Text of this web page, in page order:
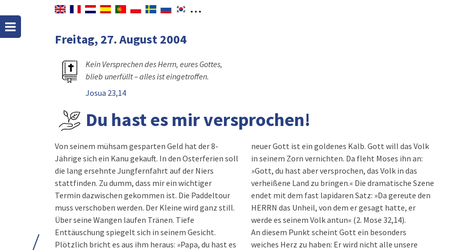
Freitag, 27. August 2004
Kein Versprechen des Herrn, eures Gottes,
blieb unerfüllt – alles ist eingetroffen.
Josua 23,14
Du hast es mir versprochen!
Von seinem mühsam gesparten Geld hat der 8-
Jährige sich ein Kanu gekauft. In den Osterferien soll
die lang ersehnte Jungfernfahrt auf der Niers
stattfinden. Zu dumm, dass mir ein wichtiger
Termin dazwischen gekommen ist. Die Paddeltour
muss verschoben werden. Der Kleine wird ganz still.
Über seine Wangen laufen Tränen. Tiefe
Enttäuschung spiegelt sich in seinem Gesicht.
Plötzlich bricht es aus ihm heraus: »Papa, du hast es
neuer Gott ist ein goldenes Kalb. Gott will das Volk
in seinem Zorn vernichten. Da fleht Moses ihn an:
»Gott, du hast aber versprochen, das Volk in das
verheißene Land zu bringen.« Die dramatische Szene
endet mit dem fast lapidaren Satz: »Da gereute den
HERRN das Unheil, von dem er gesagt hatte, er
werde es seinem Volk antun« (2. Mose 32,14).
An diesem Punkt scheint Gott ein besonders
weiches Herz zu haben: Er wird nicht alle unsere